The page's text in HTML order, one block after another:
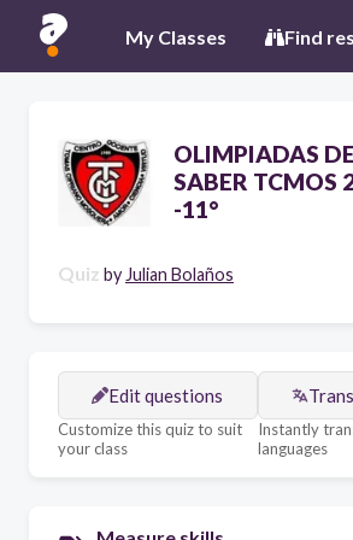
My Classes Find
OLIMPIADAS
SABER TCMOS
-11°
Quiz by Julian Bolaños
Edit questions
Customize this quiz to suit
your class
Instantly
languages